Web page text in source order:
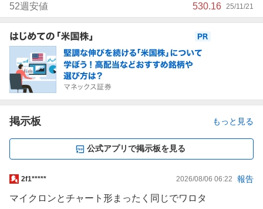
52週安値 530.16 25/11/21
掲示板 もっと見る
公式アプリで掲示板を見る
掲 2f1***** 2026/08/06 06:22 報告
マイクロンとチャート形まったく同じでワロタ